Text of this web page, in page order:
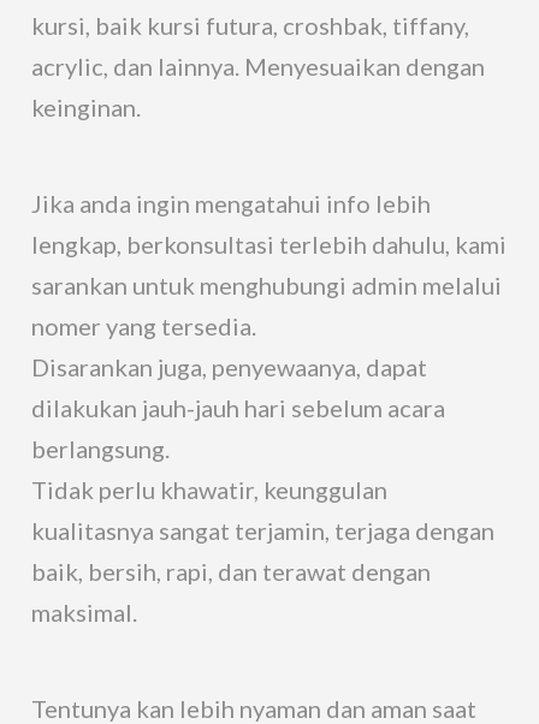
kursi, baik kursi futura, croshbak, tiffany,
acrylic, dan lainnya. Menyesuaikan dengan
keinginan.
Jika anda ingin mengatahui info lebih
lengkap, berkonsultasi terlebih dahulu, kami
sarankan untuk menghubungi admin melalui
nomer yang tersedia.
Disarankan juga, penyewaanya, dapat
dilakukan jauh-jauh hari sebelum acara
berlangsung.
Tidak perlu khawatir, keunggulan
kualitasnya sangat terjamin, terjaga dengan
baik, bersih, rapi, dan terawat dengan
maksimal.
Tentunya kan lebih nyaman dan aman saat